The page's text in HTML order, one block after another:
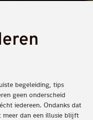
begeleiding, tips
geen onderscheid
iedereen. Ondanks dat
meer dan een illusie blijft